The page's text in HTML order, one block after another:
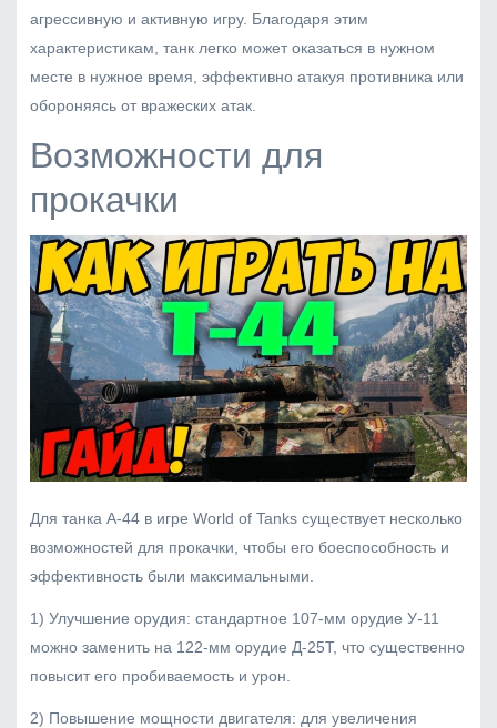
агрессивную и активную игру. Благодаря этим
характеристикам, танк легко может оказаться в нужном
месте в нужное время, эффективно атакуя противника или
обороняясь от вражеских атак.
Возможности для
прокачки
Для танка А-44 в игре World of Tanks существует несколько
возможностей для прокачки, чтобы его боеспособность и
эффективность были максимальными.
1) Улучшение орудия: стандартное 107-мм орудие У-11
можно заменить на 122-мм орудие Д-25Т, что существенно
повысит его пробиваемость и урон.
2) Повышение мощности двигателя: для увеличения